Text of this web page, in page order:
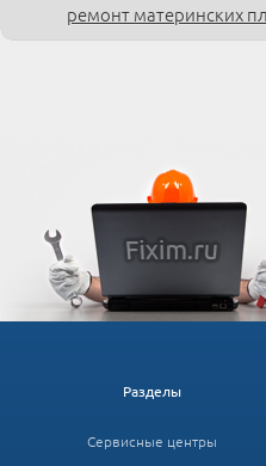
ремонт материнских
Разделы
Сервисные центры